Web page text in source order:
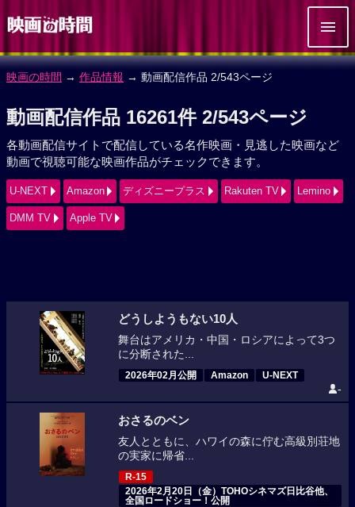
映画の時間 → 作品情報 → 動画配信作品 2/543ページ
動画配信作品 16261件 2/543ページ
各動画配信サイトで配信している名作映画・見逃した映画など
動画で視聴可能な映画作品がチェックできます。
U-NEXT Amazon ディズニープラス Rakuten TV Lemino
DMM TV Apple TV
どうしようもない10人
舞台はアメリカ・中国・ロシアによって3つ
に分断された...
2026年02月公開 Amazon U-NEXT
-
おさるのベン
友人とともに、ハワイの森に佇む高級別荘地
の実家に帰省...
R-15
2026年2月20日（金）TOHOシネマズ日比谷他、
全国ロードショー！公開